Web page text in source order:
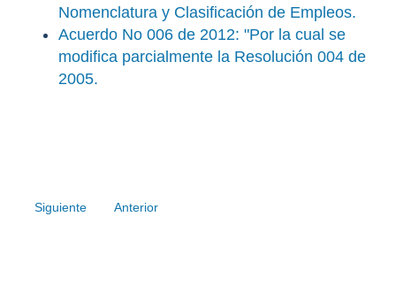
Nomenclatura y Clasificación de Empleos.
Acuerdo No 006 de 2012: "Por la cual se
modifica parcialmente la Resolución 004 de
2005.
Siguiente Anterior